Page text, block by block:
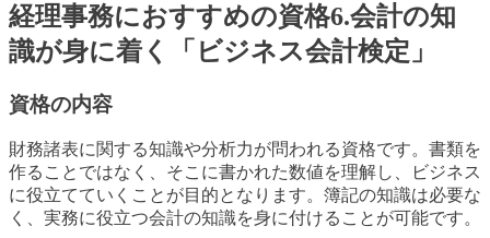
経理事務におすすめの資格6.会計の知
識が身に着く「ビジネス会計検定」
資格の内容
財務諸表に関する知識や分析力が問われる資格です。書類を
作ることではなく、そこに書かれた数値を理解し、ビジネス
に役立てていくことが目的となります。簿記の知識は必要な
く、実務に役立つ会計の知識を身に付けることが可能です。